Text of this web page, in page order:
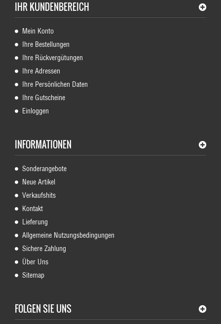
IHR KUNDENBEREICH
Mein Konto
Ihre Bestellungen
Ihre Rückvergütungen
Ihre Adressen
Ihre Persönlichen Daten
Ihre Gutscheine
Einloggen
INFORMATIONEN
Sonderangebote
Neue Artikel
Verkaufshits
Kontakt
Lieferung
Allgemeine Nutzungsbedingungen
Sichere Zahlung
Über Uns
Sitemap
FOLGEN SIE UNS